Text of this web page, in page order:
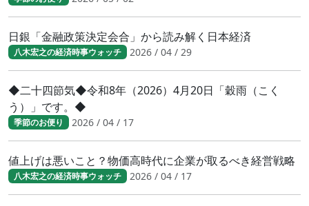
日銀「金融政策決定会合」から読み解く日本経済
八木宏之の経済時事ウォッチ 2026 / 04 / 29
◆二十四節気◆令和8年（2026）4月20日「穀雨（こく
う）」です。◆
季節のお便り 2026 / 04 / 17
値上げは悪いこと？物価高時代に企業が取るべき経営戦略
八木宏之の経済時事ウォッチ 2026 / 04 / 17